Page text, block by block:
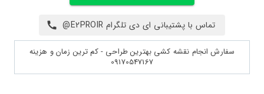
تماس با پشتیبانی ای دی تلگرام E2PROIR@
سفارش انجام نقشه کشی بهترین طراحی - کم ترین زمان و هزینه
09170547167